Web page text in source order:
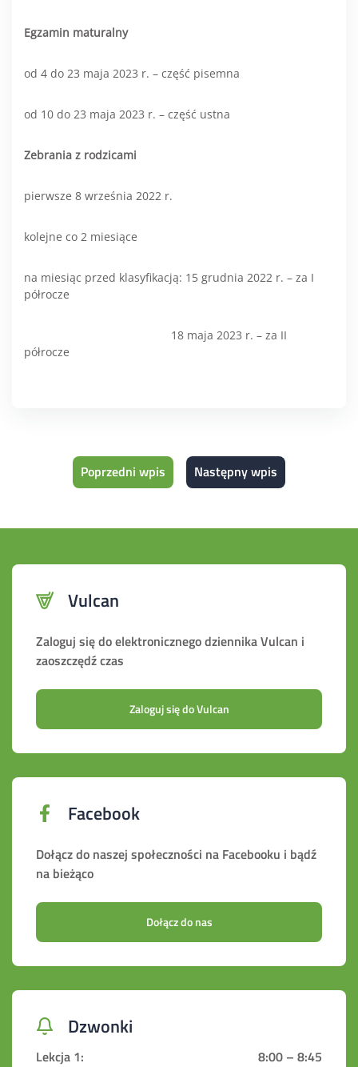
Egzamin maturalny
od 4 do 23 maja 2023 r. – część pisemna
od 10 do 23 maja 2023 r. – część ustna
Zebrania z rodzicami
pierwsze 8 września 2022 r.
kolejne co 2 miesiące
na miesiąc przed klasyfikacją: 15 grudnia 2022 r. – za I
półrocze
18 maja 2023 r. – za II
półrocze
Poprzedni wpis Następny wpis
Vulcan
Zaloguj się do elektronicznego dziennika Vulcan i
zaoszczędź czas
Zaloguj się do Vulcan
Facebook
Dołącz do naszej społeczności na Facebooku i bądź
na bieżąco
Dołącz do nas
Dzwonki
8:00 – 8:45